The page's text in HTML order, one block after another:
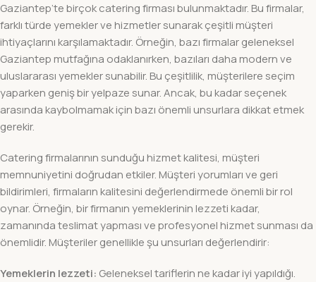
Gaziantep’te birçok catering firması bulunmaktadır. Bu firmalar,
farklı türde yemekler ve hizmetler sunarak çeşitli müşteri
ihtiyaçlarını karşılamaktadır. Örneğin, bazı firmalar geleneksel
Gaziantep mutfağına odaklanırken, bazıları daha modern ve
uluslararası yemekler sunabilir. Bu çeşitlilik, müşterilere seçim
yaparken geniş bir yelpaze sunar. Ancak, bu kadar seçenek
arasında kaybolmamak için bazı önemli unsurlara dikkat etmek
gerekir.
Catering firmalarının sunduğu hizmet kalitesi, müşteri
memnuniyetini doğrudan etkiler. Müşteri yorumları ve geri
bildirimleri, firmaların kalitesini değerlendirmede önemli bir rol
oynar. Örneğin, bir firmanın yemeklerinin lezzeti kadar,
zamanında teslimat yapması ve profesyonel hizmet sunması da
önemlidir. Müşteriler genellikle şu unsurları değerlendirir:
Yemeklerin lezzeti: Geleneksel tariflerin ne kadar iyi yapıldığı.